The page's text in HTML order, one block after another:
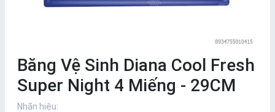
Băng Vệ Sinh Diana Cool Fresh
Super Night 4 Miếng - 29CM
Nhãn hiệu: